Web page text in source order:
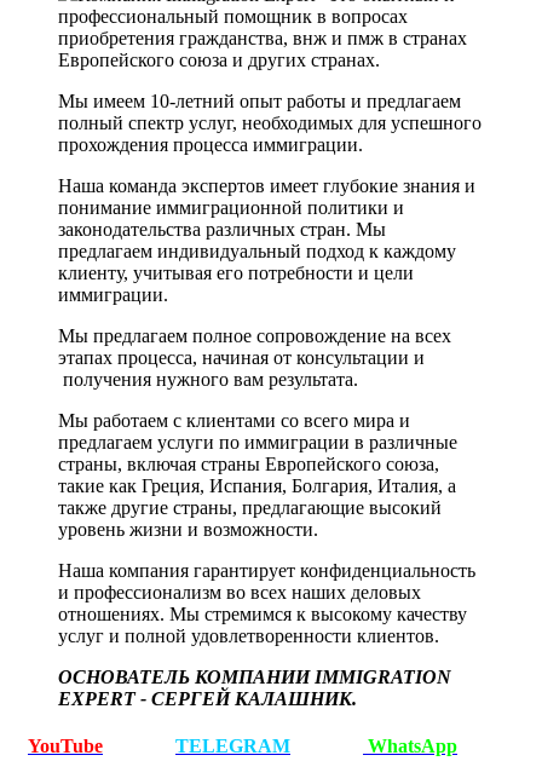
профессиональный помощник в вопросах
приобретения гражданства, внж и пмж в странах
Европейского союза и других странах.
Мы имеем 10-летний опыт работы и предлагаем
полный спектр услуг, необходимых для успешного
прохождения процесса иммиграции.
Наша команда экспертов имеет глубокие знания и
понимание иммиграционной политики и
законодательства различных стран. Мы
предлагаем индивидуальный подход к каждому
клиенту, учитывая его потребности и цели
иммиграции.
Мы предлагаем полное сопровождение на всех
этапах процесса, начиная от консультации и
получения нужного вам результата.
Мы работаем с клиентами со всего мира и
предлагаем услуги по иммиграции в различные
страны, включая страны Европейского союза,
такие как Греция, Испания, Болгария, Италия, а
также другие страны, предлагающие высокий
уровень жизни и возможности.
Наша компания гарантирует конфиденциальность
и профессионализм во всех наших деловых
отношениях. Мы стремимся к высокому качеству
услуг и полной удовлетворенности клиентов.
ОСНОВАТЕЛЬ КОМПАНИИ IMMIGRATION
EXPERT - СЕРГЕЙ КАЛАШНИК.
YouTube TELEGRAM WhatsApp